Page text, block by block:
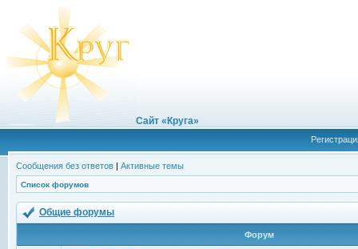
Сайт «Круга»
Сообщения без ответов | Активные темы
Список форумов
Общие форумы
Форум